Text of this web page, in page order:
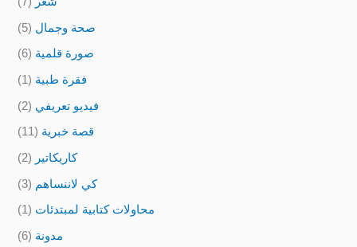
صحة وجمال (5)
صورة قلمية (6)
فقرة طبية (1)
فيديو تعريفي (2)
قصة خبرية (11)
كاريكاتير (2)
كي لاننساهم (3)
محاولات كتابية لمبتدئات (1)
مدونة (6)